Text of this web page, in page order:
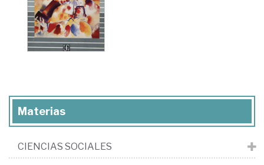
Materias
CIENCIAS SOCIALES